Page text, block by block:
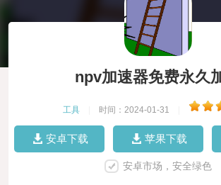
npv加速器免费永久
工具 时间：2024-01-31
安卓下载 苹果下载
安卓市场，安全绿色